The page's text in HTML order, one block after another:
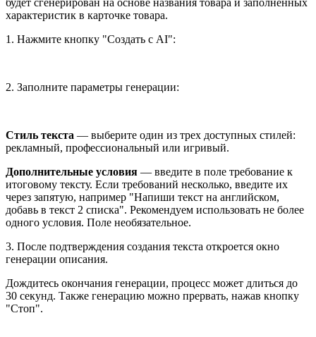
будет сгенерирован на основе названия товара и заполненных
характеристик в карточке товара.
1. Нажмите кнопку "Создать с AI":
2. Заполните параметры генерации:
Стиль текста — выберите один из трех доступных стилей:
рекламный, профессиональный или игривый.
Дополнительные условия — введите в поле требование к
итоговому тексту. Если требований несколько, введите их
через запятую, например "Напиши текст на английском,
добавь в текст 2 списка". Рекомендуем использовать не более
одного условия. Поле необязательное.
3. После подтверждения создания текста откроется окно
генерации описания.
Дождитесь окончания генерации, процесс может длиться до
30 секунд. Также генерацию можно прервать, нажав кнопку
"Стоп".